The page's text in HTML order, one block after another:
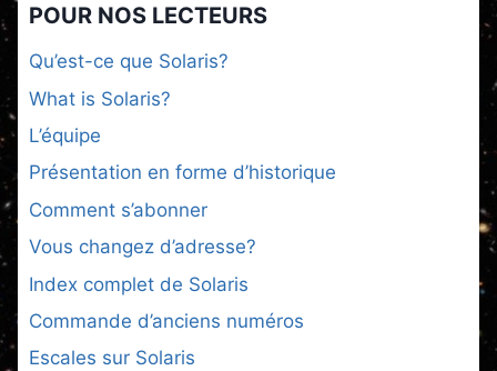
POUR NOS LECTEURS
Qu’est-ce que Solaris?
What is Solaris?
L’équipe
Présentation en forme d’historique
Comment s’abonner
Vous changez d’adresse?
Index complet de Solaris
Commande d’anciens numéros
Escales sur Solaris